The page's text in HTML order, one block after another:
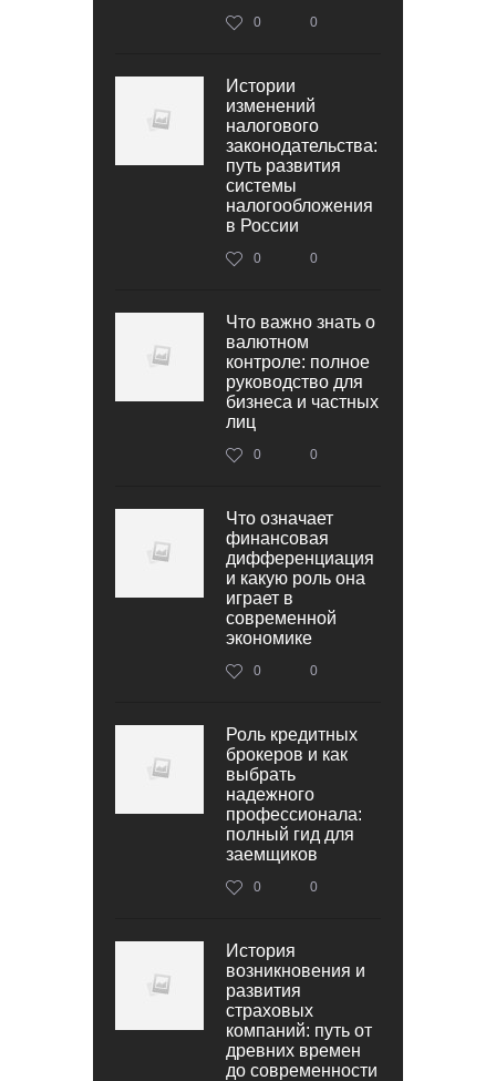
0 0
Истории
изменений
налогового
законодательства:
путь развития
системы
налогообложения
в России
0 0
Что важно знать о
валютном
контроле: полное
руководство для
бизнеса и частных
лиц
0 0
Что означает
финансовая
дифференциация
и какую роль она
играет в
современной
экономике
0 0
Роль кредитных
брокеров и как
выбрать
надежного
профессионала:
полный гид для
заемщиков
0 0
История
возникновения и
развития
страховых
компаний: путь от
древних времен
до современности